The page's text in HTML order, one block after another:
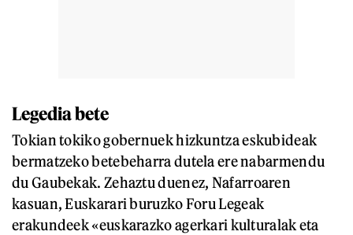
Legedia bete
Tokian tokiko gobernuek hizkuntza eskubideak
bermatzeko betebeharra dutela ere nabarmendu
du Gaubekak. Zehaztu duenez, Nafarroaren
kasuan, Euskarari buruzko Foru Legeak
erakundeek «euskarazko agerkari kulturalak eta